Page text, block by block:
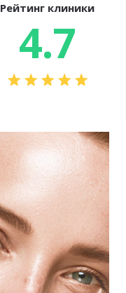
Рейтинг клиники
4.7